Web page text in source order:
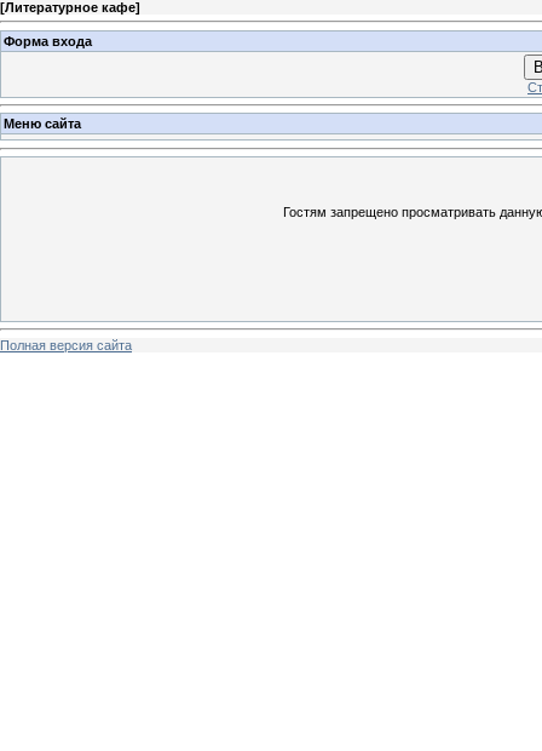
[Литературное кафе]
Форма входа
Меню сайта
Гостям запрещено просматривать
Полная версия сайта